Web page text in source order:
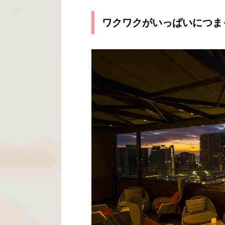
ワクワクがいっぱいにつ